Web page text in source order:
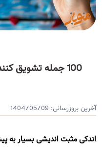
100 جمله تشویق کننده مثبت برای هر موقعیتی
آخرین بروزرسانی: 1404/05/09
اندکی مثبت اندیشی بسیار به